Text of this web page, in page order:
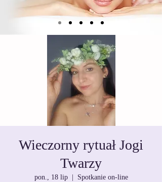
Wieczorny rytuał Jogi
Twarzy
pon., 18 lip
  |
Spotkanie on-line